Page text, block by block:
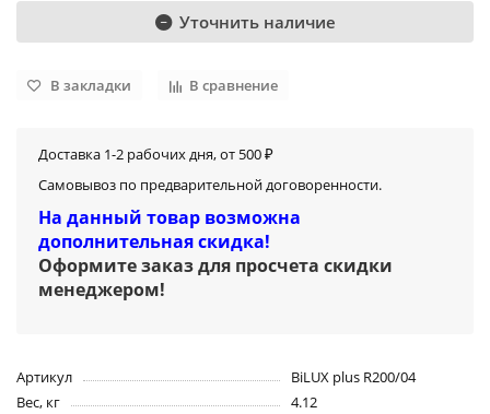
Уточнить наличие
В закладки В сравнение
Доставка 1-2 рабочих дня, от 500 ₽
Самовывоз по предварительной договоренности.
На данный товар возможна
дополнительная скидка!
Оформите заказ для просчета скидки
менеджером!
Артикул
BiLUX plus R200/04
Вес, кг
4.12